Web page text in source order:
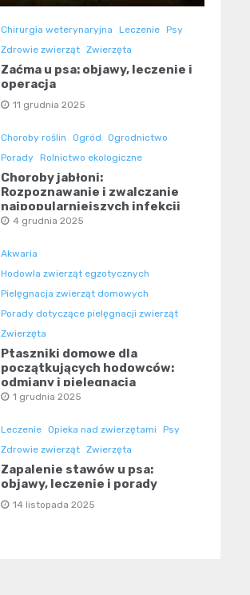
Chirurgia weterynaryjna Leczenie Psy
Zdrowie zwierząt Zwierzęta
Zaćma u psa: objawy, leczenie i
operacja
11 grudnia 2025
Choroby roślin Ogród
Ogrodnictwo
Porady Rolnictwo ekologiczne
Choroby jabłoni:
Rozpoznawanie i zwalczanie
najpopularniejszych infekcji
4 grudnia 2025
Akwaria
Hodowla zwierząt egzotycznych
Pielęgnacja zwierząt domowych
Porady dotyczące pielęgnacji zwierząt
Zwierzęta
Ptaszniki domowe dla
początkujących hodowców:
odmiany i pielęgnacja
1 grudnia 2025
Leczenie Opieka nad zwierzętami
Psy
Zdrowie zwierząt Zwierzęta
Zapalenie stawów u psa:
objawy, leczenie i porady
14 listopada 2025